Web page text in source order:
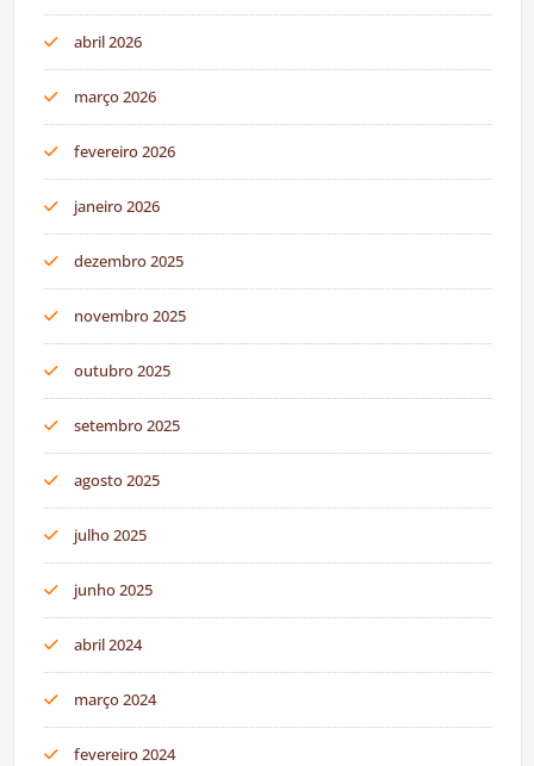
abril 2026
março 2026
fevereiro 2026
janeiro 2026
dezembro 2025
novembro 2025
outubro 2025
setembro 2025
agosto 2025
julho 2025
junho 2025
abril 2024
março 2024
fevereiro 2024